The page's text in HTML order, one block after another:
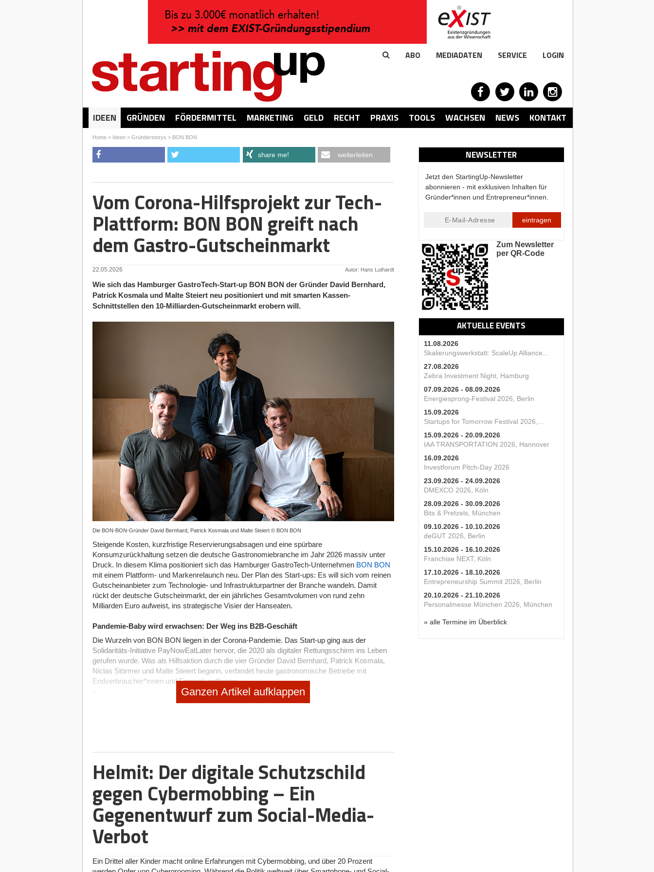
ABO MEDIADATEN SERVICE LOGIN
IDEEN GRÜNDEN FÖRDERMITTEL MARKETING GELD RECHT PRAXIS TOOLS WACHSEN NEWS KONTAKT
Home> Ideen> Gründerstorys > BON BON
NEWSLETTER
Jetzt den StartingUp-Newsletter
abonnieren - mit exklusiven Inhalten für
Gründer*innen und Entrepreneur*innen.
eintragen
Zum Newsletter
per QR-Code
AKTUELLE EVENTS
11.08.2026
Skalierungswerkstatt: ScaleUp Alliance...
27.08.2026
Zebra Investment Night, Hamburg
07.09.2026 - 08.09.2026
Energiesprong-Festival 2026, Berlin
15.09.2026
Startups for Tomorrow Festival 2026,...
15.09.2026 - 20.09.2026
IAA TRANSPORTATION 2026, Hannover
16.09.2026
Investforum Pitch-Day 2026
23.09.2026 - 24.09.2026
DMEXCO 2026, Köln
28.09.2026 - 30.09.2026
Bits & Pretzels, München
09.10.2026 - 10.10.2026
deGUT 2026, Berlin
15.10.2026 - 16.10.2026
Franchise NEXT, Köln
17.10.2026 - 18.10.2026
Entrepreneurship Summit 2026, Berlin
20.10.2026 - 21.10.2026
Personalmesse München 2026, München
» alle Termine im Überblick
share me! weiterleiten
Vom Corona-Hilfsprojekt zur Tech-
Plattform: BON BON greift nach
dem Gastro-Gutscheinmarkt
22.05.2026 Autor: Hans Luthardt
Wie sich das Hamburger GastroTech-Start-up BON BON der Gründer David Bernhard,
Patrick Kosmala und Malte Steiert neu positioniert und mit smarten Kassen-
Schnittstellen den 10-Milliarden-Gutscheinmarkt erobern will.
Die BON-BON-Gründer David Bernhard, Patrick Kosmala und Malte Steiert © BON BON
Steigende Kosten, kurzfristige Reservierungsabsagen und eine spürbare
Konsumzurückhaltung setzen die deutsche Gastronomiebranche im Jahr 2026 massiv unter
Druck. In diesem Klima positioniert sich das Hamburger GastroTech-Unternehmen BON BON
mit einem Plattform- und Markenrelaunch neu. Der Plan des Start-ups: Es will sich vom reinen
Gutscheinanbieter zum Technologie- und Infrastrukturpartner der Branche wandeln. Damit
rückt der deutsche Gutscheinmarkt, der ein jährliches Gesamtvolumen von rund zehn
Milliarden Euro aufweist, ins strategische Visier der Hanseaten.
Pandemie-Baby wird erwachsen: Der Weg ins B2B-Geschäft
Die Wurzeln von BON BON liegen in der Corona-Pandemie. Das Start-up ging aus der
Solidaritäts-Initiative PayNowEatLater hervor, die 2020 als digitaler Rettungsschirm ins Leben
gerufen wurde. Was als Hilfsaktion durch die vier Gründer David Bernhard, Patrick Kosmala,
Niclas Störmer und Malte Steiert begann, verbindet heute gastronomische Betriebe mit
Endverbraucher*innen und Firmenkund*innen.
Der Weg vom provisionsfreien Projekt zur B2B-Plattform ist jedoch ressourcenintensiv. Auf die
Frage, wie dieser Sprung finanziert wurde und ob Venture Capital im Spiel war, erklärt Co-
Kassen-Schnittstellen: Der technische Umbau
Der strategische Kern der Neuausrichtung ist der Ausbau nativer Schnittstellen zu Kassen-
Systemen (POS). Durch diese Systemintegration sollen Gutscheine automatisiert direkt am
Tresen validiert und verbucht werden. Das Unternehmen gibt an, damit den administrativen
Aufwand im operativen Alltag der Betriebe drastisch senken zu wollen. Die Gutscheine selbst
sind deutschlandweit in über 10.000 Partner*innen-Betrieben einlösbar – von der Kiez-
Gastronomie bis zur 3-Sterne-Küche.
Empfehlungen, Messen und den Ausbau von Einzelbetrieben hin zu Ketten gewachsen.
Ganzen Artikel aufklappen
Helmit: Der digitale Schutzschild
gegen Cybermobbing – Ein
Gegenentwurf zum Social-Media-
Verbot
Ein Drittel aller Kinder macht online Erfahrungen mit Cybermobbing, und über 20 Prozent